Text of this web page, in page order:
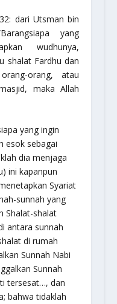
dari Utsman bin
yang
wudhunya,
shalat Fardhu dan
orang, atau
maka Allah
yang ingin
esok sebagai
dia menjaga
ini kapanpun
Syariat
sunnah yang
Shalat-shalat
antara sunnah
di rumah
Sunnah Nabi
Sunnah
tersesat…, dan
bahwa tidaklah